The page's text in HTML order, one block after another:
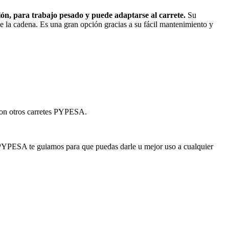
para trabajo pesado y puede adaptarse al carrete. Su
cadena. Es una gran opción gracias a su fácil mantenimiento y
otros carretes PYPESA.
te guiamos para que puedas darle u mejor uso a cualquier